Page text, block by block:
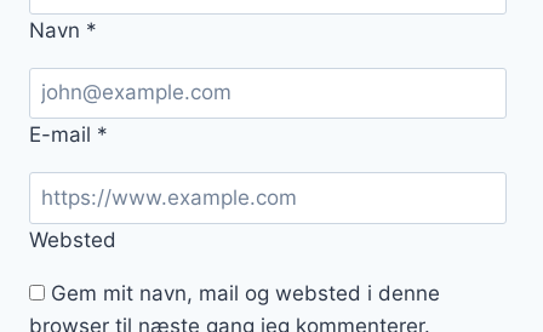
Navn *
E-mail *
Websted
Gem mit navn, mail og websted i denne
browser til næste gang jeg kommenterer.